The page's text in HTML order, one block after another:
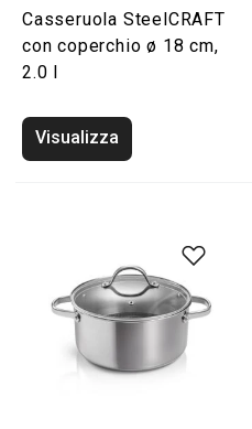
Casseruola SteelCRAFT
con coperchio ø 18 cm,
2.0 l
Visualizza